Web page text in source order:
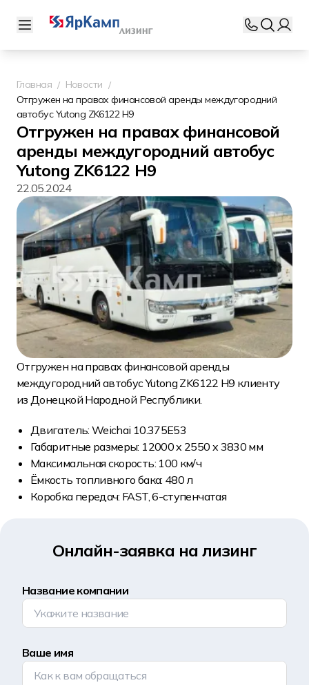
Главная
Новости
Отгружен на правах финансовой аренды междугородний
автобус Yutong ZK6122 H9
Отгружен на правах финансовой
аренды междугородний автобус
Yutong ZK6122 H9
22.05.2024
Отгружен на правах финансовой аренды
междугородний автобус Yutong ZK6122 H9 клиенту
из Донецкой Народной Республики.
Двигатель: Weichai 10.375E53
Габаритные размеры: 12000 x 2550 x 3830 мм
Максимальная скорость: 100 км/ч
Ёмкость топливного бака: 480 л
Коробка передач: FAST, 6-ступенчатая
Онлайн-заявка на лизинг
Название компании
Ваше имя